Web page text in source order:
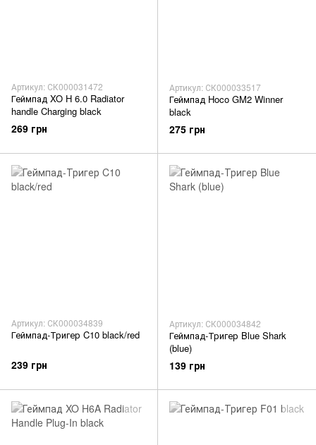
Артикул: СК000031472
Геймпад XO H 6.0 Radiator
handle Charging black
269 грн
Артикул: СК000033517
Геймпад Hoco GM2 Winner
black
275 грн
Артикул: СК000034839
Геймпад-Тригер C10 black/red
239 грн
Артикул: СК000034842
Геймпад-Тригер Blue Shark
(blue)
139 грн